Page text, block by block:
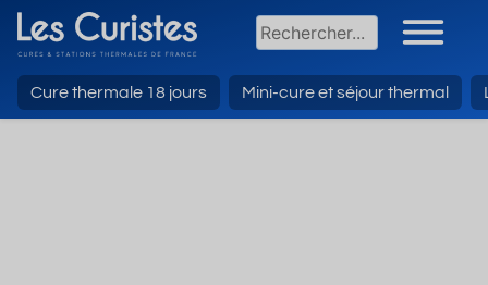
Cure thermale 18 jours Mini-cure et séjour thermal